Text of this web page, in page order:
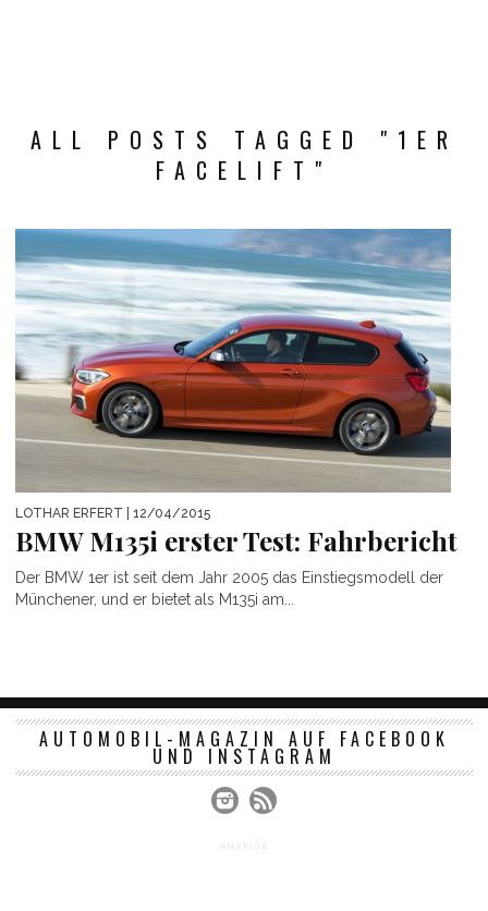
ALL POSTS TAGGED "1ER
FACELIFT"
LOTHAR ERFERT | 12/04/2015
BMW M135i erster Test: Fahrbericht
Der BMW 1er ist seit dem Jahr 2005 das Einstiegsmodell der
Münchener, und er bietet als M135i am...
AUTOMOBIL-MAGAZIN AUF FACEBOOK
UND INSTAGRAM
ANZEIGE